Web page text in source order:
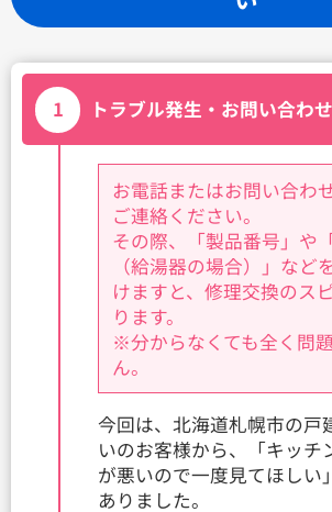
1 トラブル発生・お問い合わせ
お電話またはお問い合わ
ご連絡ください。
その際、「製品番号」や
（給湯器の場合）」など
けますと、修理交換のス
ります。
※分からなくても全く問
ん。
今回は、北海道札幌市の戸
いのお客様から、「キッチ
が悪いので一度見てほしい
ありました。